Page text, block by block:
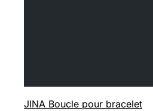
JINA Boucle pour bracelet